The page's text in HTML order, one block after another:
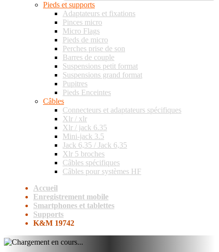
Pieds et supports
Adaptateurs et fixations
Pinces micro
Micro Flags
Pieds de micro
Perches prise de son
Barres de couple
Suspensions petit format
Suspensions grand format
Pupitres
Pieds Enceintes
Câbles
Connecteurs et adaptateurs spécifiques
Xlr / xlr
Xlr / jack 6.35
Mini-jack 3.5
Jack 6,35 / Jack 6,35
Xlr 5 broches
Câbles spécifiques
Câbles pour systèmes HF
Accueil
Enregistrement mobile
Smartphones et tablettes
Supports
K&M 19742